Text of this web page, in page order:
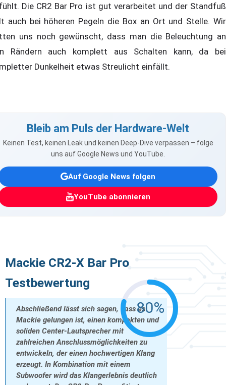
Die CR2 Bar Pro ist gut verarbeitet und der Standfuß
auch bei höheren Pegeln die Box an Ort und Stelle. Wir
uns noch gewünscht, dass man die Beleuchtung an
Rändern auch komplett aus Schalten kann, da bei
Dunkelheit etwas Streulicht einfällt.
Bleib am Puls der Hardware-Welt
Keinen Test, keinen Leak und keinen Deep-Dive verpassen – folge
uns auf Google News und YouTube.
Auf Google News folgen
YouTube abonnieren
Mackie CR2-X Bar Pro
Testbewertung
Abschließend lässt sich sagen, dass es
Mackie gelungen ist, einen kompakten und
soliden Center-Lautsprecher mit
zahlreichen Anschlussmöglichkeiten zu
entwickeln, der einen hochwertigen Klang
erzeugt. In Kombination mit einem
Subwoofer wird das Klangerlebnis deutlich
80%